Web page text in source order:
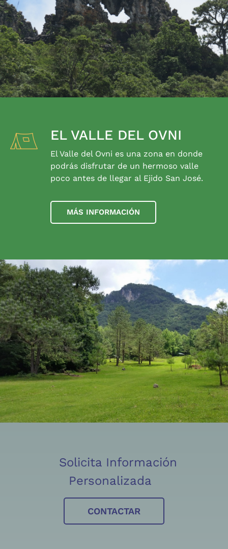
EL VALLE DEL OVNI
El Valle del Ovni es una zona en donde
podrás disfrutar de un hermoso valle
poco antes de llegar al Ejido San José.
MÁS INFORMACIÓN
Solicita Información
Personalizada
CONTACTAR